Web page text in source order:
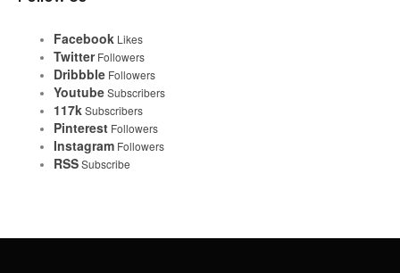
Facebook Likes
Twitter Followers
Dribbble Followers
YoutubeSubscribers
117kSubscribers
Pinterest Followers
Instagram Followers
RSSSubscribe